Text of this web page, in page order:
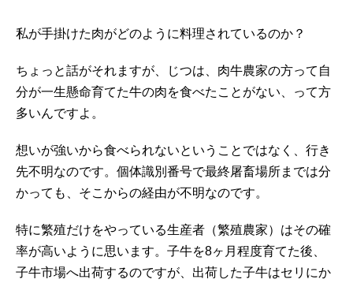
私が手掛けた肉がどのように料理されているのか？
ちょっと話がそれますが、じつは、肉牛農家の方って自
分が一生懸命育てた牛の肉を食べたことがない、って方
多いんですよ。
想いが強いから食べられないということではなく、行き
先不明なのです。個体識別番号で最終屠畜場所までは分
かっても、そこからの経由が不明なのです。
特に繁殖だけをやっている生産者（繁殖農家）はその確
率が高いように思います。子牛を8ヶ月程度育てた後、
子牛市場へ出荷するのですが、出荷した子牛はセリにか